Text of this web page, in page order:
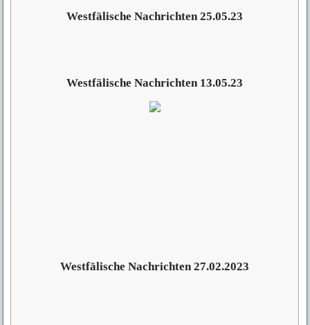
Westfälische Nachrichten 25.05.23
Westfälische Nachrichten 13.05.23
Westfälische Nachrichten 27.02.2023